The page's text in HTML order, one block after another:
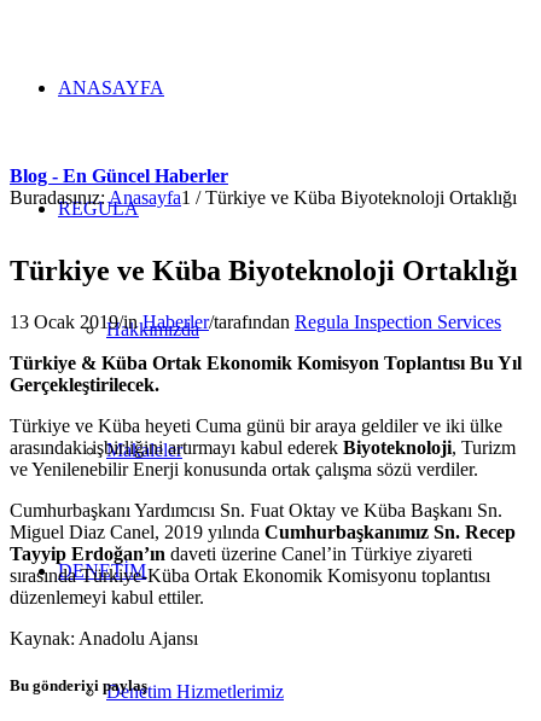
ANASAYFA
REGULA
Hakkımızda
Makaleler
DENETİM
Denetim Hizmetlerimiz
Blog - En Güncel Haberler
Buradasınız: Anasayfa1 / Türkiye ve Küba Biyoteknoloji Ortaklığı
Türkiye ve Küba Biyoteknoloji Ortaklığı
13 Ocak 2019/inHaberler/tarafından Regula Inspection Services
Türkiye & Küba Ortak Ekonomik Komisyon Toplantısı Bu Yıl
Gerçekleştirilecek.
Türkiye ve Küba heyeti Cuma günü bir araya geldiler ve iki ülke
arasındaki işbirliğini artırmayı kabul ederek Biyoteknoloji, Turizm
ve Yenilenebilir Enerji konusunda ortak çalışma sözü verdiler.
Cumhurbaşkanı Yardımcısı Sn. Fuat Oktay ve Küba Başkanı Sn.
Miguel Diaz Canel, 2019 yılında Cumhurbaşkanımız Sn. Recep
Tayyip Erdoğan’ın daveti üzerine Canel’in Türkiye ziyareti
sırasında Türkiye-Küba Ortak Ekonomik Komisyonu toplantısı
düzenlemeyi kabul ettiler.
Kaynak: Anadolu Ajansı
Bu gönderiyi paylaş